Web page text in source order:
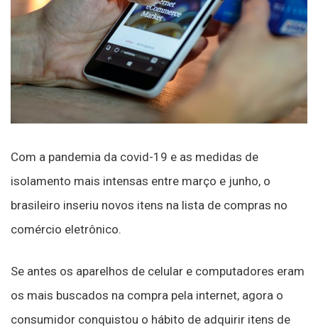
Com a pandemia da covid-19 e as medidas de
isolamento mais intensas entre março e junho, o
brasileiro inseriu novos itens na lista de compras no
comércio eletrônico.
Se antes os aparelhos de celular e computadores eram
os mais buscados na compra pela internet, agora o
consumidor conquistou o hábito de adquirir itens de